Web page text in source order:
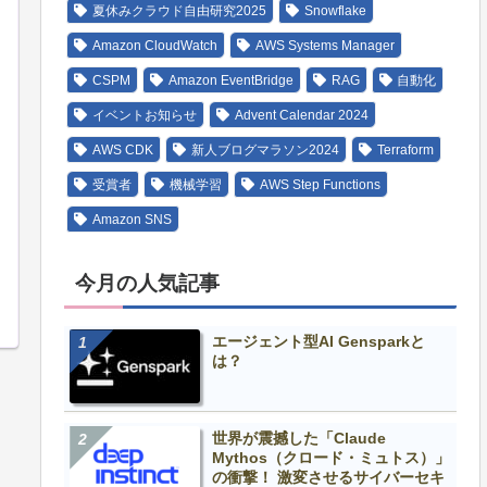
夏休みクラウド自由研究2025 Snowflake
Amazon CloudWatch AWS Systems Manager
CSPM Amazon EventBridge RAG 自動化
イベントお知らせ Advent Calendar 2024
AWS CDK 新人ブログマラソン2024 Terraform
受賞者 機械学習 AWS Step Functions
Amazon SNS
今月の人気記事
エージェント型AI Gensparkと
は？
世界が震撼した「Claude
Mythos（クロード・ミュトス）」
の衝撃！ 激変させるサイバーセキ